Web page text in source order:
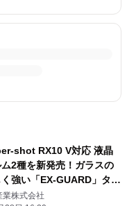
shot RX10 V対応 液晶
2種を新発売！ガラスの
強い「EX-GUARD」タイ
クラスの透明度を誇る
業株式会社